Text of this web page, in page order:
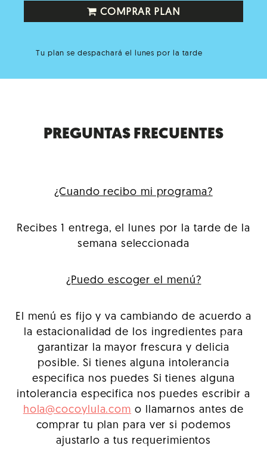
COMPRAR PLAN
Tu plan se despachará el lunes por la tarde
PREGUNTAS FRECUENTES
¿Cuando recibo mi programa?
Recibes 1 entrega, el lunes por la tarde de la
semana seleccionada
¿Puedo escoger el menú?
El menú es fijo y va cambiando de acuerdo a
la estacionalidad de los ingredientes para
garantizar la mayor frescura y delicia
posible. Si tienes alguna intolerancia
especifica nos puedes Si tienes alguna
intolerancia especifica nos puedes escribir a
hola@cocoylula.com o llamarnos antes de
comprar tu plan para ver si podemos
ajustarlo a tus requerimientos